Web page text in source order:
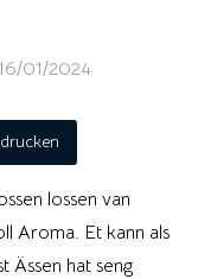
01/2024
lossen van
Aroma. Et kann als
Ässen hat seng